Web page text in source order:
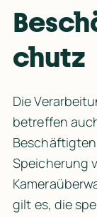
chutz
Die
betreffen
Speicherung
gilt es, die